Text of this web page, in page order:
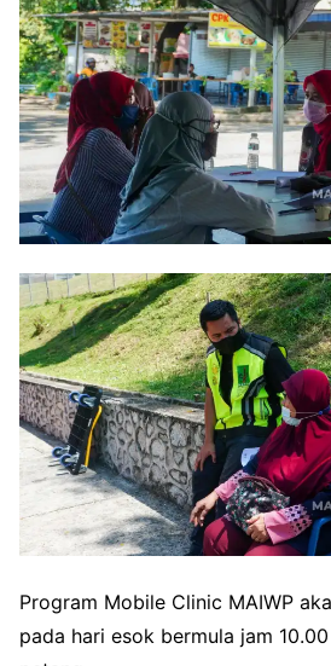
Program Mobile Clinic MAIWP
pada hari esok bermula jam